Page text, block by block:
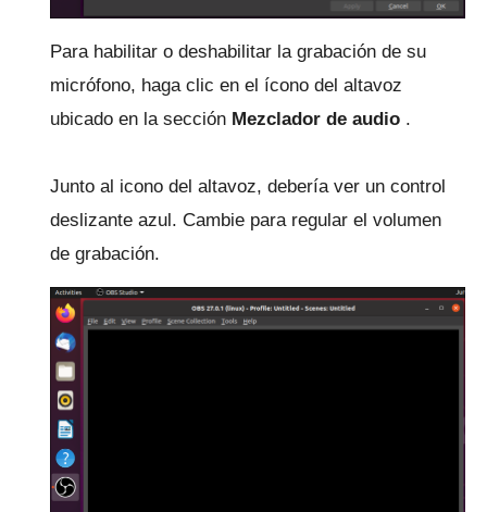
Para habilitar o deshabilitar la grabación de su
micrófono, haga clic en el ícono del altavoz
ubicado en la sección Mezclador de audio .
Junto al icono del altavoz, debería ver un control
deslizante azul. Cambie para regular el volumen
de grabación.